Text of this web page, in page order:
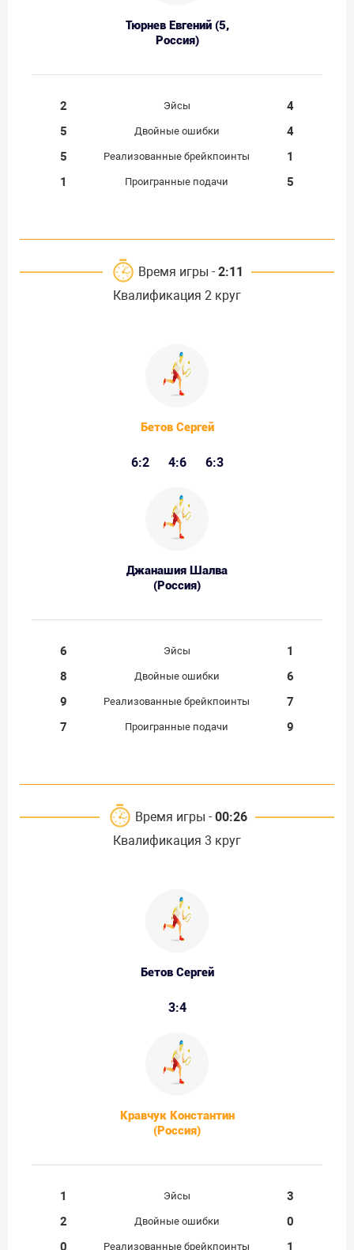
Тюрнев Евгений (5,
Россия)
2 Эйсы
4
5
Двойные ошибки
4
5
Реализованные брейкпоинты
1
1
Проигранные подачи 5
Время игры - 2:11
Квалификация 2 круг
Бетов Сергей
6:2 4:6 6:3
Джанашия Шалва
(Россия)
6 Эйсы
1
8
Двойные ошибки
6
9
Реализованные брейкпоинты
7
7
Проигранные подачи 9
Время игры - 00:26
Квалификация 3 круг
Бетов Сергей
3:4
Кравчук Константин
(Россия)
1 Эйсы
3
2
Двойные ошибки
0
0
Реализованные брейкпоинты 1